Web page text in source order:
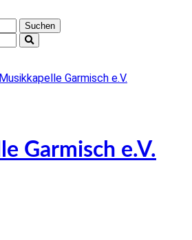
Garmisch e.V.
Garmisch e.V.